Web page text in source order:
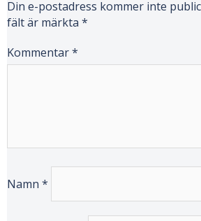
Din e-postadress kommer inte
fält är märkta *
Kommentar*
Namn *